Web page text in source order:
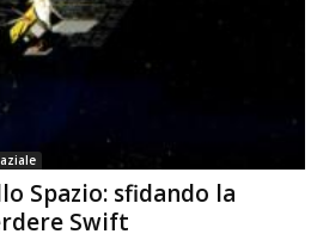
Spazio: sfidando la
Swift